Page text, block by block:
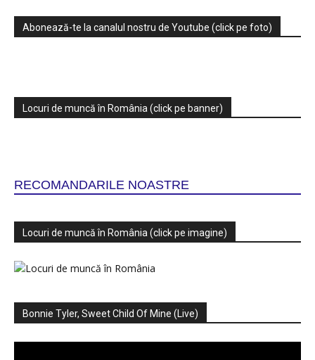
Abonează-te la canalul nostru de Youtube (click pe foto)
Locuri de muncă în România (click pe banner)
RECOMANDARILE NOASTRE
Locuri de muncă în România (click pe imagine)
Bonnie Tyler, Sweet Child Of Mine (Live)